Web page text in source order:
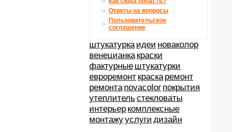
Ответы на вопросы
Пользовательское
соглашение
штукатурка идеи новаколор
венецианка краски
фактурные штукатурки
евроремонт краска ремонт
ремонта novacolor покрытия
утеплительстекловаты
интерьер комплексные
монтажууслуги дизайн